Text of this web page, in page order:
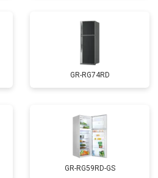
GR-RG74RD
GR-RG59RD-GS